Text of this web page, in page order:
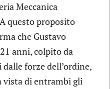
Meccanica
questo proposito
che Gustavo
anni, colpito da
forze dell’ordine,
vista di entrambi gli